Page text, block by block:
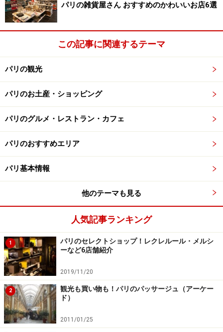
パリの夜景を見ながらのロマンチックなディナークルーズ(c)
Paris Tourist Office - Photographe : Amelie Dupont
セーヌ川クルーズの代表格で、最も有名な船。フランス
語でBateaux（バトー）は船、Mouches（ムーシュ）は
ハエの意味。何故ハエかというと、ガラス張りになって
いる船の形がハエの目のように見えるからだとか。
食事付きプランをはじめ、クルーズも夏期、冬期ともに
バランス良く運行しているのが特徴です。
日本語：HP、音声ガイドあり
料金（食事なしのクルーズ）：10ユーロ
食事付きプラン：ランチ50ユーロ、ディナー95／
135ユーロ
■Bateaux Mouches
乗り場：Port de la Conférence 75008 Paris
TEL：01 42 25 96 10
アクセス：Alma Marceau（メトロ9）より徒歩1分、
Pont de l'Alma（RER-C）より徒歩3分
バトー・ムーシュ ジャポン公式サイト
日本で食事付きプランの予約ができる
パリの雑貨屋さん おすすめのかわいいお店6選
この記事に関連するテーマ
パリの観光
パリのお土産・ショッピング
パリのグルメ・レストラン・カフェ
パリのおすすめエリア
パリ基本情報
他のテーマも見る
人気記事ランキング
1
パリのセレクトショップ！レクレルール・メルシ
ーなど6店舗紹介
2019/11/20
2
観光も買い物も！パリのパッサージュ（アーケー
ド）
2011/01/25